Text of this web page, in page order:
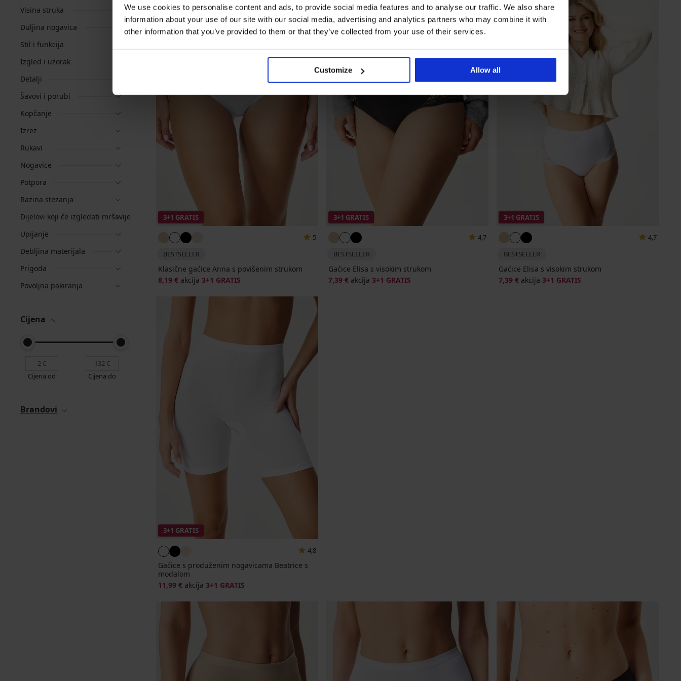
We use cookies to personalise content and ads, to provide social media features and to analyse our traffic. We also share
information about your use of our site with our social media, advertising and analytics partners who may combine it with
other information that you’ve provided to them or that they’ve collected from your use of their services.
Customize Allow all
Visina struka
Duljina nogavica
Stil i funkcija
Izgled i uzorak
Detalji
Šavovi i porubi
Kopčanje
Izrez
Rukavi
Nogavice
Potpora
Razina stezanja
Dijelovi koji će izgledati mršavije
Upijanje
Debljina materijala
Prigoda
Povoljna pakiranja
Cijena
Cijena od Cijena do
Brandovi
3+1 GRATIS
5
BESTSELLER
Klasične gaćice Anna s povišenim strukom
8,19 € akcija 3+1 GRATIS
3+1 GRATIS
4,7
BESTSELLER
Gaćice Elisa s visokim strukom
7,39 € akcija 3+1 GRATIS
3+1 GRATIS
4,7
BESTSELLER
Gaćice Elisa s visokim strukom
7,39 € akcija 3+1 GRATIS
3+1 GRATIS
4,8
Gaćice s produženim nogavicama Beatrice s
modalom
11,99 € akcija 3+1 GRATIS